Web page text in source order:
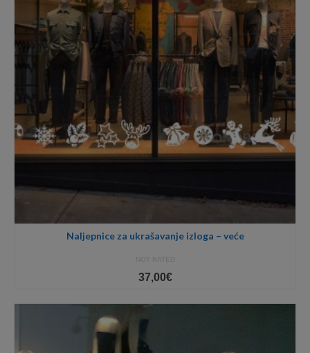
Naljepnice za ukrašavanje izloga – veće
NOT RATED
37,00€